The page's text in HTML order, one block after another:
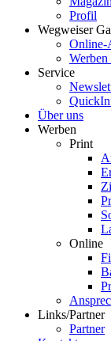
Profil
Wegweiser
Online-
Service
Über uns
Werben
Print
Online
Links/Partner
Partner